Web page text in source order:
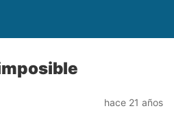
hace 21 años